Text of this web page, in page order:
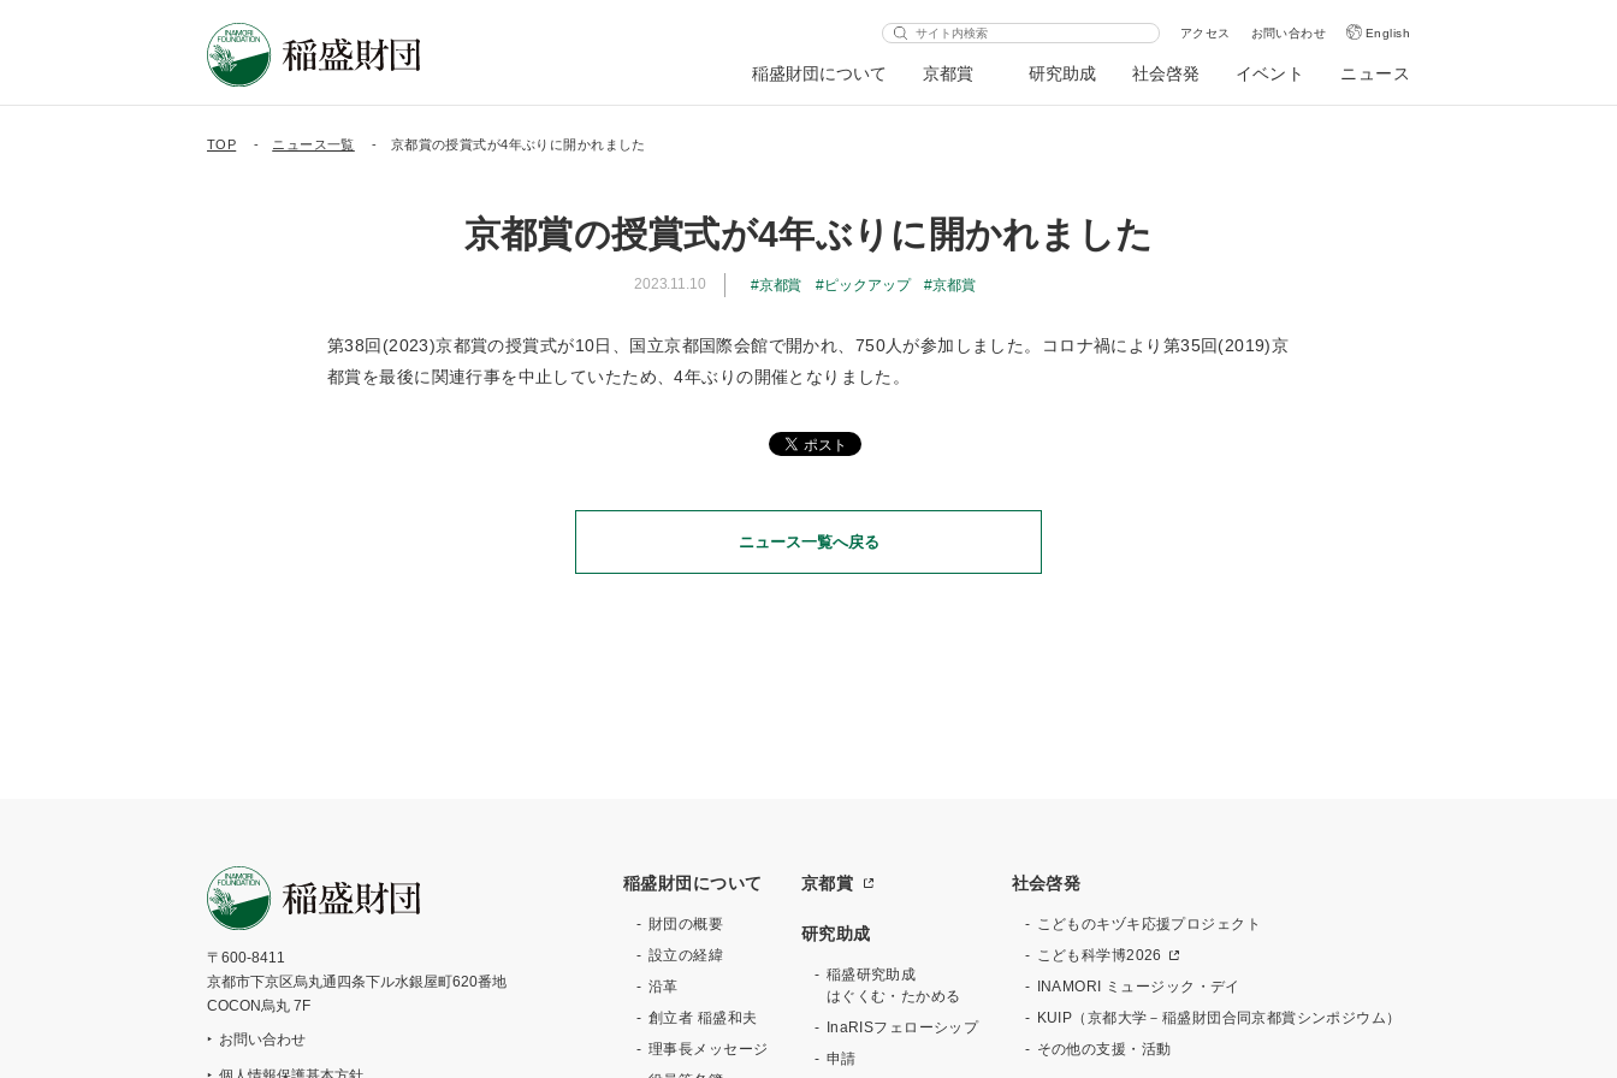
アクセス お問い合わせ English
稲盛財団について 京都賞 研究助成 社会啓発 イベント ニュース
TOP ニュース一覧 京都賞の授賞式が4年ぶりに開かれました
京都賞の授賞式が4年ぶりに開かれました
2023.11.10 京都賞 ピックアップ 京都賞
第38回(2023)京都賞の授賞式が10日、国立京都国際会館で開かれ、750人が参加しました。コロナ禍により第35回(2019)京
都賞を最後に関連行事を中止していたため、4年ぶりの開催となりました。
ニュース一覧へ戻る
〒600-8411
京都市下京区烏丸通四条下ル水銀屋町620番地
COCON烏丸 7F
お問い合わせ
稲盛財団について
財団の概要
設立の経緯
沿革
創立者 稲盛和夫
理事長メッセージ
京都賞
研究助成
稲盛研究助成
はぐくむ・たかめる
InaRISフェローシップ
申請
社会啓発
こどものキヅキ応援プロジェクト
こども科学博2026
INAMORI ミュージック・デイ
KUIP（京都大学－稲盛財団合同京都賞シンポジウム）
その他の支援・活動